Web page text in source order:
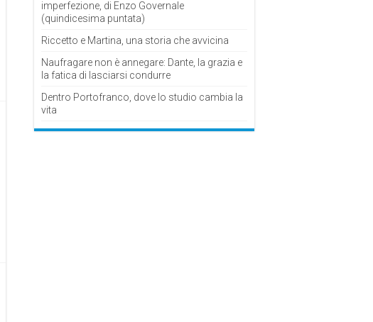
imperfezione, di Enzo Governale
(quindicesima puntata)
Riccetto e Martina, una storia che avvicina
Naufragare non è annegare: Dante, la grazia e
la fatica di lasciarsi condurre
Dentro Portofranco, dove lo studio cambia la
vita